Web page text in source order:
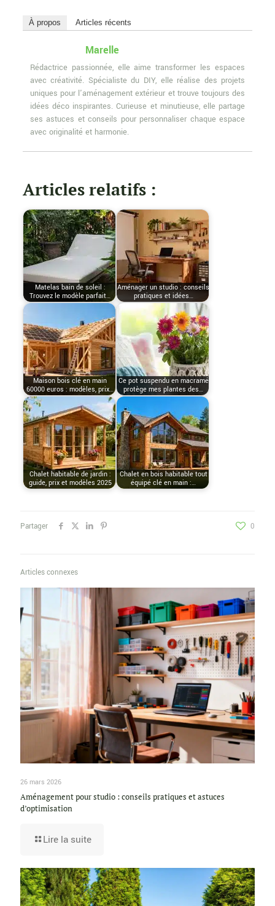
À propos Articles récents
Marelle
Rédactrice passionnée, elle aime transformer les espaces
avec créativité. Spécialiste du DIY, elle réalise des projets
uniques pour l'aménagement extérieur et trouve toujours des
idées déco inspirantes. Curieuse et minutieuse, elle partage
ses astuces et conseils pour personnaliser chaque espace
avec originalité et harmonie.
Articles relatifs :
Matelas bain de soleil :
Trouvez le modèle parfait…
Aménager un studio : conseils
pratiques et idées…
Maison bois clé en main
60000 euros : modèles, prix…
Ce pot suspendu en macramé
protège mes plantes des…
Chalet habitable de jardin :
guide, prix et modèles 2025
Chalet en bois habitable tout
équipé clé en main :…
Partager 0
Articles connexes
26 mars 2026
Aménagement pour studio : conseils pratiques et astuces
d’optimisation
Lire la suite